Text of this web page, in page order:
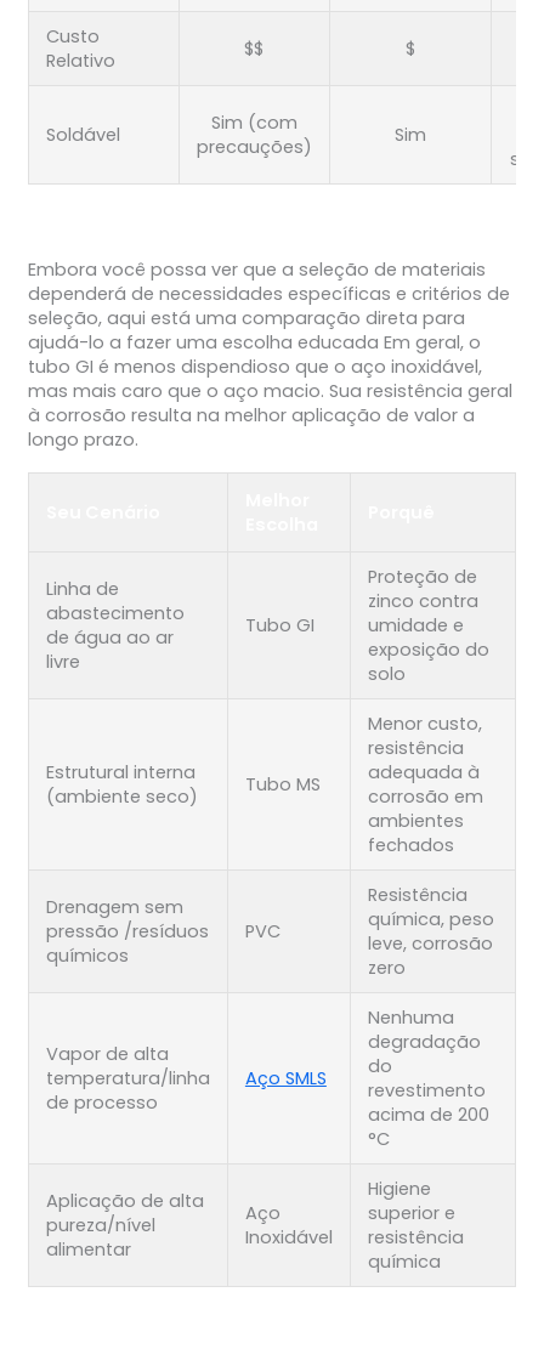
Custo
Relativo
$$ $
Soldável
Sim (com
precauções)
Sim
Embora você possa ver que a seleção de materiais
dependerá de necessidades específicas e critérios de
seleção, aqui está uma comparação direta para
ajudá-lo a fazer uma escolha educada Em geral, o
tubo GI é menos dispendioso que o aço inoxidável,
mas mais caro que o aço macio. Sua resistência geral
à corrosão resulta na melhor aplicação de valor a
longo prazo.
Linha de
abastecimento
de água ao ar
livre
Tubo GI
Proteção de
zinco contra
umidade e
exposição do
solo
Estrutural interna
(ambiente seco)
Tubo MS
Menor custo,
resistência
adequada à
corrosão em
ambientes
fechados
Drenagem sem
pressão /resíduos
químicos
PVC
Resistência
química, peso
leve, corrosão
zero
Vapor de alta
temperatura/linha
de processo
Aço SMLS
Nenhuma
degradação
do
revestimento
acima de 200
°C
Aplicação de alta
pureza/nível
alimentar
Aço
Inoxidável
Higiene
superior e
resistência
química